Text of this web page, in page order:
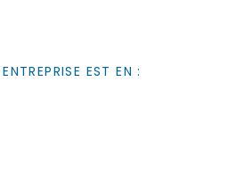
EST EN :